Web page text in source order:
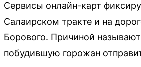
Сервисы онлайн-карт
Салаирском тракте и на
Борового. Причиной
побудившую горожан